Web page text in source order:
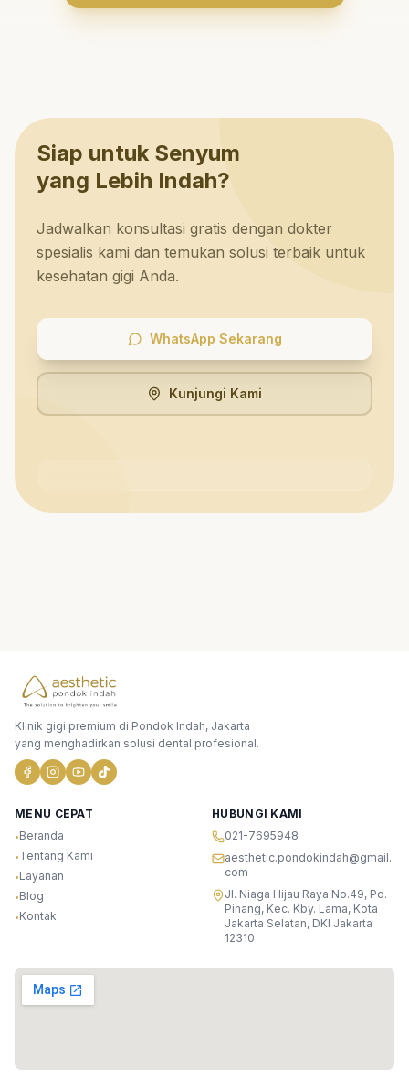
Siap untuk Senyum
yang Lebih Indah?
Jadwalkan konsultasi gratis dengan dokter
spesialis kami dan temukan solusi terbaik untuk
kesehatan gigi Anda.
WhatsApp Sekarang
Kunjungi Kami
Klinik gigi premium di Pondok Indah, Jakarta
yang menghadirkan solusi dental profesional.
MENU CEPAT
•Beranda
•Tentang Kami
•Layanan
•Blog
•Kontak
HUBUNGI KAMI
021-7695948
aesthetic.pondokindah@gmail.
com
Jl. Niaga Hijau Raya No.49, Pd.
Pinang, Kec. Kby. Lama, Kota
Jakarta Selatan, DKI Jakarta
12310